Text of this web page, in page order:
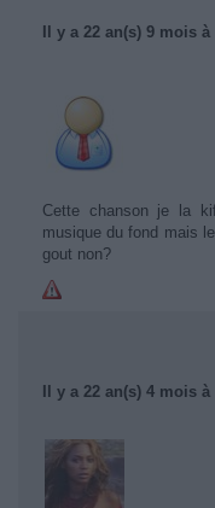
Il y a 22 an(s) 9 mois à
Cette chanson je la
musique du fond mais
gout non?
Il y a 22 an(s) 4 mois à